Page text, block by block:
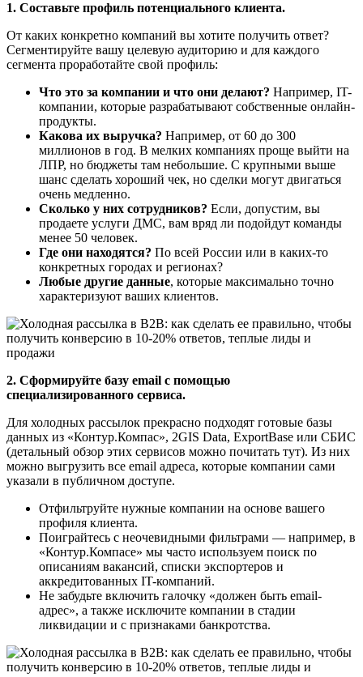
1. Составьте профиль потенциального клиента.
От каких конкретно компаний вы хотите получить ответ?
Сегментируйте вашу целевую аудиторию и для каждого
сегмента проработайте свой профиль:
Что это за компании и что они делают? Например, IT-
компании, которые разрабатывают собственные онлайн-
продукты.
Какова их выручка? Например, от 60 до 300
миллионов в год. В мелких компаниях проще выйти на
ЛПР, но бюджеты там небольшие. С крупными выше
шанс сделать хороший чек, но сделки могут двигаться
очень медленно.
Сколько у них сотрудников? Если, допустим, вы
продаете услуги ДМС, вам вряд ли подойдут команды
менее 50 человек.
Где они находятся? По всей России или в каких-то
конкретных городах и регионах?
Любые другие данные, которые максимально точно
характеризуют ваших клиентов.
2. Сформируйте базу email с помощью
специализированного сервиса.
Для холодных рассылок прекрасно подходят готовые базы
данных из «Контур.Компас», 2GIS Data, ExportBase или СБИС
(детальный обзор этих сервисов можно почитать тут). Из них
можно выгрузить все email адреса, которые компании сами
указали в публичном доступе.
Отфильтруйте нужные компании на основе вашего
профиля клиента.
Поиграйтесь с неочевидными фильтрами — например, в
«Контур.Компасе» мы часто используем поиск по
описаниям вакансий, списки экспортеров и
аккредитованных IT-компаний.
Не забудьте включить галочку «должен быть email-
адрес», а также исключите компании в стадии
ликвидации и с признаками банкротства.